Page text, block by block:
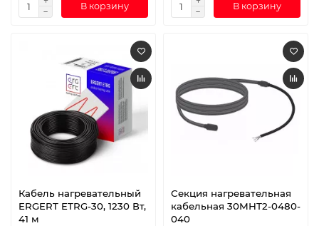
В корзину В корзину
Кабель нагревательный
ERGERT ETRG-30, 1230 Вт,
41 м
Секция нагревательная
кабельная 30МНТ2-0480-
040